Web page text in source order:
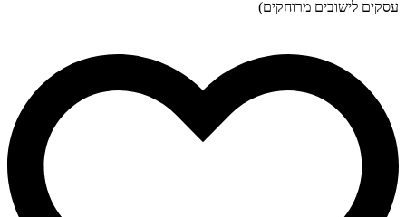
עסקים לישובים מרוחקים)